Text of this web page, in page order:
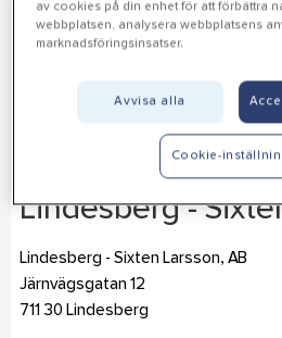
Lindesberg -
Lindesberg - Sixten Larsson, AB
Järnvägsgatan 12
711 30 Lindesberg
av cookies på din enhet för att förbättra
webbplatsen, analysera webbplatsens
marknadsföringsinsatser.
Avvisa alla
Cookie-